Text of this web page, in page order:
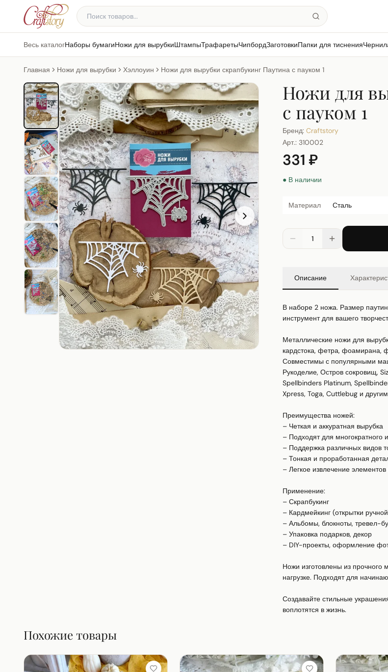
Весь каталогНаборы бумагиНожи для вырубкиШтампыТрафаретыЧипбордЗаготовкиПапки для тиснения
Главная Ножи для вырубки Хэллоуин Ножи для вырубки скрапбукинг Паутина с пауком 1
Ножи для
с пауком 1
Бренд: Craftstory
Арт.: 310002
331 ₽
● В наличии
Материал Сталь
1
Описание
В наборе 2 ножа. Размер
инструмент для вашего
Металлические ножи для
кардстока, фетра, фоамирана,
Совместимы с популярными
Рукоделие, Остров сокровищ,
Spellbinders Platinum,
Xpress, Toga, Cuttlebug и
Преимущества ножей:
– Четкая и аккуратная вырубка
– Подходят для многократного
– Поддержка различных видов
– Тонкая и проработанная
– Легкое извлечение
Применение:
– Скрапбукинг
– Кардмейкинг (открытки
– Альбомы, блокноты, тревел-
– Упаковка подарков, декор
– DIY-проекты, оформление
Ножи изготовлены из
нагрузке. Подходят для
Создавайте стильные
воплотятся в жизнь.
Похожие товары